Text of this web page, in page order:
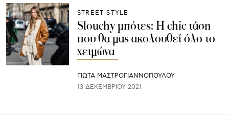
STREET STYLE
Slouchy μπότες: Η chic τάση
που θα μας ακολουθεί όλο το
χειμώνα
ΓΙΩΤΑ ΜΑΣΤΡΟΓΙΑΝΝΟΠΟΥΛΟΥ
13 ΔΕΚΕΜΒΡΊΟΥ 2021